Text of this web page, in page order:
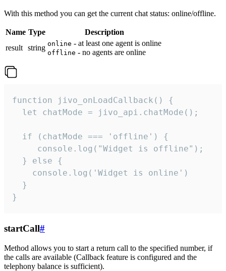
With this method you can get the current chat status: online/offline.
Name Type
Description
result string online - at least one agent is online
offline - no agents are online
function jivo_onLoadCallback() {
  let chatMode = jivo_api.chatMode();
  if (chatMode === 'offline') {
     console.log("Widget is offline");
  } else {
    console.log('Widget is online')
  }
}
startCall#
Method allows you to start a return call to the specified number, if
the calls are available (Callback feature is configured and the
telephony balance is sufficient).